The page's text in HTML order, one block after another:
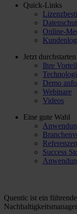
Quick-Links
Online-
Jetzt durchstarten
Ihre
Demo
Webinare
Videos
Eine gute Wahl
Referenzen
Success
Quentic ist ein